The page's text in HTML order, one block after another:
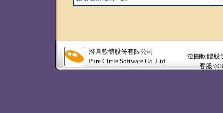
澄圓軟體股份有限公司
Pure Circle Software Co.,Ltd.
澄圓軟體股
客服